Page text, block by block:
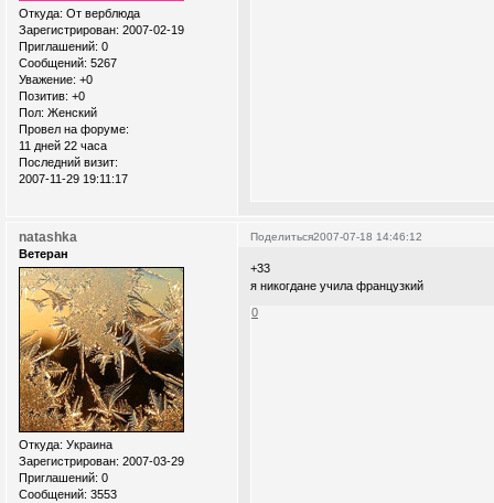
Откуда: От верблюда
Зарегистрирован: 2007-02-19
Приглашений: 0
Сообщений: 5267
Уважение: +0
Позитив: +0
Пол: Женский
Провел на форуме:
11 дней 22 часа
Последний визит:
2007-11-29 19:11:17
Поделиться2007-07-18 14:46:12
natashka
Ветеран
Откуда: Украина
Зарегистрирован: 2007-03-29
Приглашений: 0
Сообщений: 3553
+33
я никогдане учила французкий
0